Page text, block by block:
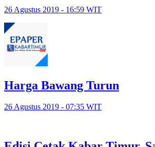
26 Agustus 2019 - 16:59 WIT
Harga Bawang Turun
26 Agustus 2019 - 07:35 WIT